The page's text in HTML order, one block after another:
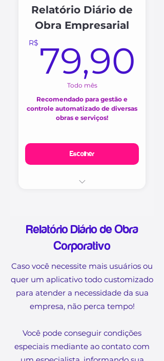
1.094/2017 do CONFEA para
Diários de Obra
Atende a ABNT NBR 12.722
na Execução e Fiscalização
da Obra
Registro com 04 Fotos
Logo da AppKitt
Suporte de dúvidas por e-
mail com atendimento em
até 48h
Sem customização
Relatório Diário de
Obra Empresarial
R$ 79,90
Todo mês
Recomendado para gestão e
controle automatizado de diversas
obras e serviços!
Escolher
Atende a ABNT NBR 12.722
na Execução e Fiscalização
da Obra
Atende a Resolução
1.094/2017 do CONFEA para
Diários de Obra
Atende até 10 Obras
RDO para e-mail
Com o Logo da sua empresa
Relatório Diário de Obra
Corporativo
Caso você necessite mais usuários ou
quer um aplicativo todo customizado
para atender a necessidade da sua
empresa, não perca tempo!
Você pode conseguir condições
especiais mediante ao contato com